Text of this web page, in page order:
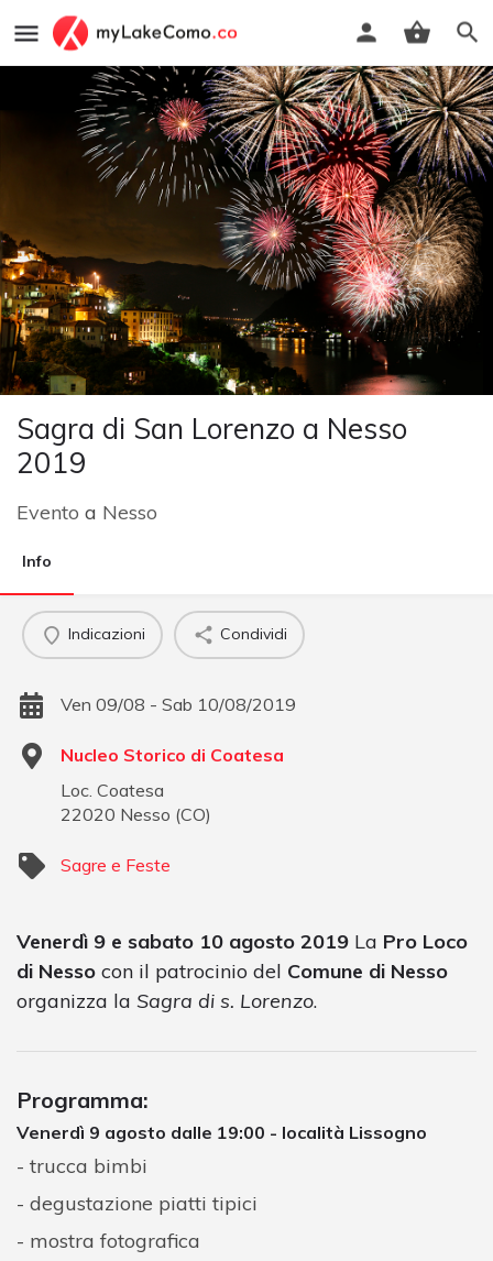
Sagra di San Lorenzo a Nesso
2019
Evento a Nesso
Info
Indicazioni Condividi
Ven 09/08 - Sab 10/08/2019
Nucleo Storico di Coatesa
Loc. Coatesa
22020 Nesso (CO)
Sagre e Feste
Venerdì 9 e sabato 10 agosto 2019 La Pro Loco
di Nesso con il patrocinio del Comune di Nesso
organizza la Sagra di s. Lorenzo.
Programma:
Venerdì 9 agosto dalle 19:00 - località Lissogno
trucca bimbi
degustazione piatti tipici
mostra fotografica